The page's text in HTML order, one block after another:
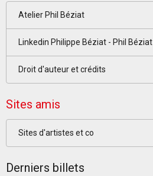
Atelier Phil Béziat
Linkedin Philippe Béziat - Phil Béziat
Droit d'auteur et crédits
Sites amis
Sites d'artistes et co
Derniers billets